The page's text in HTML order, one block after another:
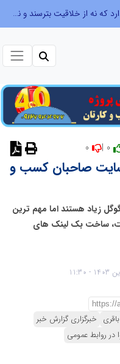
آینده پوشاک ایران به مدیران نابغه‌ای نیاز دارد که نه از خلاقیت بترسند و نه بروکراسی
صاحبان کسب و
زیاد هستند اما مهم ترین
ساخت بک لینک های
خبرگزاری گزارش خبر
در روابط عمومی